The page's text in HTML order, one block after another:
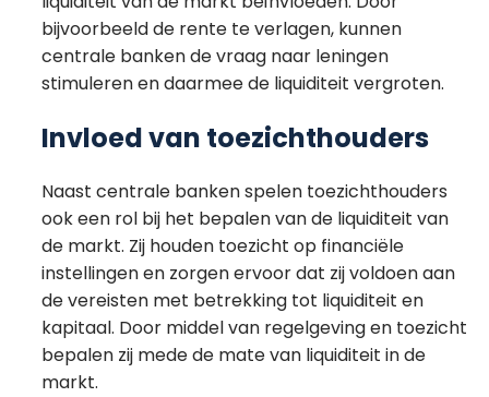
bijvoorbeeld de rente te verlagen, kunnen
centrale banken de vraag naar leningen
stimuleren en daarmee de liquiditeit vergroten.
Invloed van toezichthouders
Naast centrale banken spelen toezichthouders
ook een rol bij het bepalen van de liquiditeit van
de markt. Zij houden toezicht op financiële
instellingen en zorgen ervoor dat zij voldoen aan
de vereisten met betrekking tot liquiditeit en
kapitaal. Door middel van regelgeving en toezicht
bepalen zij mede de mate van liquiditeit in de
markt.